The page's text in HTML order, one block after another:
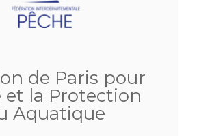
de Paris pour
et la Protection
Aquatique